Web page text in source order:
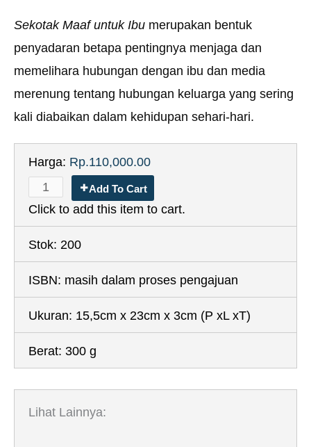
Sekotak Maaf untuk Ibu merupakan bentuk
penyadaran betapa pentingnya menjaga dan
memelihara hubungan dengan ibu dan media
merenung tentang hubungan keluarga yang sering
kali diabaikan dalam kehidupan sehari-hari.
Harga: Rp.110,000.00
Add To Cart
Click to add this item to cart.
Stok: 200
ISBN: masih dalam proses pengajuan
Ukuran: 15,5cm x 23cm x 3cm (P xL xT)
Berat: 300 g
Lihat Lainnya: